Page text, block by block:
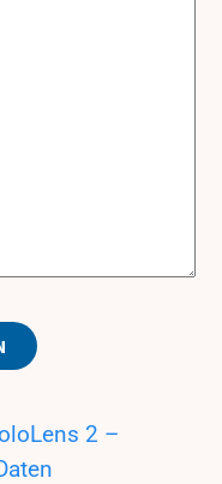
2 –